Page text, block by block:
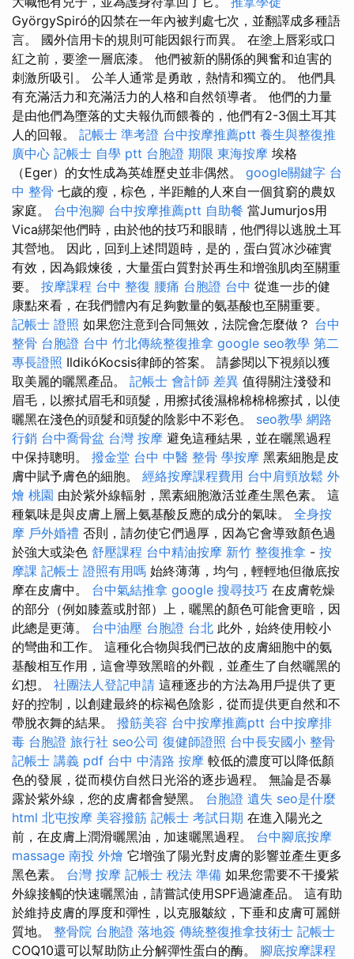
GyörgySpiró的囚禁在一年內被判處七次，並翻譯成多種語
言。 國外信用卡的規則可能因銀行而異。 在塗上唇彩或口
紅之前，要塗一層底漆。 他們被新的關係的興奮和迫害的
刺激所吸引。 公羊人通常是勇敢，熱情和獨立的。 他們具
有充滿活力和充滿活力的人格和自然領導者。 他們的力量
是由他們為墮落的丈夫報仇而餵養的，他們有2-3個土耳其
人的回報。 記帳士 準考證 台中按摩推薦ptt 養生與整復推
廣中心 記帳士 自學 ptt 台胞證 期限 東海按摩 埃格
（Eger）的女性成為英雄歷史並非偶然。 google關鍵字 台
中 整骨 七歲的瘦，棕色，半距離的人來自一個貧窮的農奴
家庭。 台中泡腳 台中按摩推薦ptt 自助餐 當Jumurjos用
Vica綁架他們時，由於他的技巧和眼睛，他們得以逃脫土耳
其營地。 因此，回到上述問題時，是的，蛋白質冰沙確實
有效，因為鍛煉後，大量蛋白質對於再生和增強肌肉至關重
要。 按摩課程 台中 整復 腰痛 台胞證 台中 從進一步的健
康點來看，在我們體內有足夠數量的氨基酸也至關重要。
記帳士 證照 如果您注意到合同無效，法院會怎麼做？ 台中
整骨 台胞證 台中 竹北傳統整復推拿 google seo教學 第二
專長證照 IldikóKocsis律師的答案。 請參閱以下視頻以獲
取美麗的曬黑產品。 記帳士 會計師 差異 值得關注淺發和
眉毛，以擦拭眉毛和頭髮，用擦拭後濕棉棉棉棉擦拭，以使
曬黑在淺色的頭髮和頭髮的陰影中不彩色。 seo教學 網路
行銷 台中喬骨盆 台灣 按摩 避免這種結果，並在曬黑過程
中保持聰明。 撥金堂 台中 中醫 整骨 學按摩 黑素細胞是皮
膚中賦予膚色的細胞。 經絡按摩課程費用 台中肩頸放鬆 外
燴 桃園 由於紫外線輻射，黑素細胞激活並產生黑色素。 這
種氣味是與皮膚上層上氨基酸反應的成分的氣味。 全身按
摩 戶外婚禮 否則，請勿使它們過厚，因為它會導致顏色過
於強大或染色 舒壓課程 台中精油按摩 新竹 整復推拿 - 按
摩課 記帳士 證照有用嗎 始終薄薄，均勻，輕輕地但徹底按
摩在皮膚中。 台中氣結推拿 google 搜尋技巧 在皮膚乾燥
的部分（例如膝蓋或肘部）上，曬黑的顏色可能會更暗，因
此總是更薄。 台中油壓 台胞證 台北 此外，始終使用較小
的彎曲和工作。 這種化合物與我們已故的皮膚細胞中的氨
基酸相互作用，這會導致黑暗的外觀，並產生了自然曬黑的
幻想。 社團法人登記申請 這種逐步的方法為用戶提供了更
好的控制，以創建最終的棕褐色陰影，從而提供更自然和不
帶脫衣舞的結果。 撥筋美容 台中按摩推薦ptt 台中按摩排
毒 台胞證 旅行社 seo公司 復健師證照 台中長安國小 整骨
記帳士 講義 pdf 台中 中清路 按摩 較低的濃度可以降低顏
色的發展，從而模仿自然日光浴的逐步過程。 無論是否暴
露於紫外線，您的皮膚都會變黑。 台胞證 遺失 seo是什麼
html 北屯按摩 美容撥筋 記帳士 考試日期 在進入陽光之
前，在皮膚上潤滑曬黑油，加速曬黑過程。 台中腳底按摩
massage 南投 外燴 它增強了陽光對皮膚的影響並產生更多
黑色素。 台灣 按摩 記帳士 稅法 準備 如果您需要不干擾紫
外線接觸的快速曬黑油，請嘗試使用SPF過濾產品。 這有助
於維持皮膚的厚度和彈性，以克服皺紋，下垂和皮膚可麗餅
質地。 整骨院 台胞證 落地簽 傳統整復推拿技術士 記帳士
COQ10還可以幫助防止分解彈性蛋白的酶。 腳底按摩課程